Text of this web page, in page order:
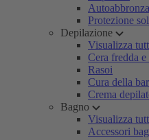
Protezione
Depilazione
Visualizza
Cera fredda e
Rasoi
Cura della
Crema
Bagno
Visualizza
Accessori